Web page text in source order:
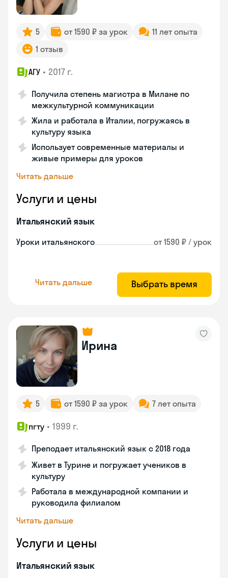
5 от 1590 ₽ за урок
11 лет опыта
1 отзыв
АГУ • 2017 г.
Получила степень магистра в Милане по
межкультурной коммуникации
Жила и работала в Италии, погружаясь в
культуру языка
Использует современные материалы и
живые примеры для уроков
Читать дальше
Услуги и цены
Итальянский язык
Уроки итальянского от 1590 ₽ / урок
Читать дальше Выбрать время
Ирина
5 от 1590 ₽ за урок 7 лет опыта
пгту • 1999 г.
Преподает итальянский язык с 2018 года
Живет в Турине и погружает учеников в
культуру
Работала в международной компании и
руководила филиалом
Читать дальше
Услуги и цены
Итальянский язык